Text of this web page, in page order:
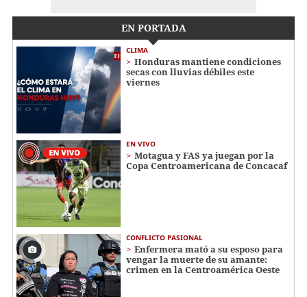
EN PORTADA
CLIMA
Honduras mantiene condiciones
secas con lluvias débiles este
viernes
EN VIVO
Motagua y FAS ya juegan por la
Copa Centroamericana de Concacaf
CONFLICTO PASIONAL
Enfermera mató a su esposo para
vengar la muerte de su amante:
crimen en la Centroamérica Oeste